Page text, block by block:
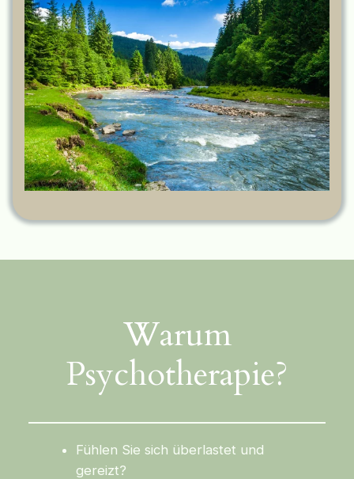
Warum
Psychotherapie?
Fühlen Sie sich überlastet und
gereizt?